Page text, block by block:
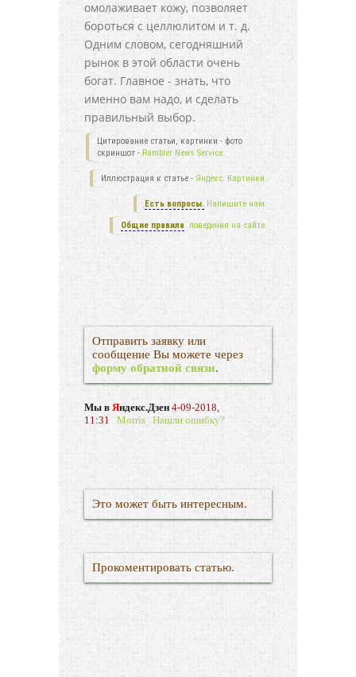
омолаживает кожу, позволяет
бороться с целлюлитом и т. д.
Одним словом, сегодняшний
рынок в этой области очень
богат. Главное - знать, что
именно вам надо, и сделать
правильный выбор.
Цитирование статьи, картинки - фото
скриншот - Rambler News Service.
Иллюстрация к статье - Яндекс. Картинки.
Есть вопросы. Напишите нам.
Общие правила поведения на сайте.
Отправить заявку или
сообщение Вы можете через
форму обратной связи.
Мы вЯндекс.Дзен 4-09-2018,
11:31 Morris Нашли ошибку?
Это может быть интересным.
Прокоментировать статью.